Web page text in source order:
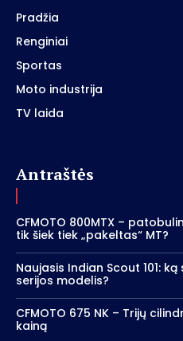
Pradžia
Renginiai
Sportas
Moto industrija
TV laida
Antraštės
CFMOTO 800MTX –
tik šiek tiek „pakeltas“ MT?
Naujasis Indian Scout 101:
serijos modelis?
CFMOTO 675 NK – Trijų
kainą